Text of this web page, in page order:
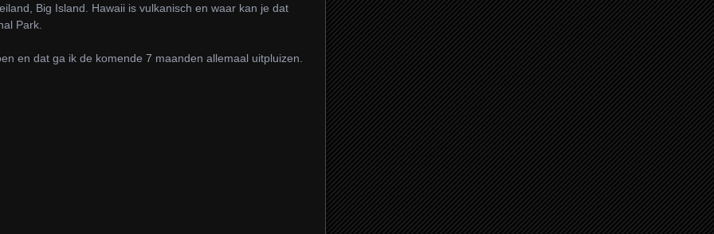
Big Island. Hawaii is vulkanisch en waar kan je dat
Park.
en dat ga ik de komende 7 maanden allemaal uitpluizen.